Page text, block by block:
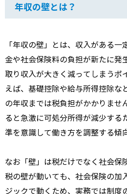
年収の壁とは？
「年収の壁」とは、収入がある
金や社会保険料の負担が新たに発
取り収入が大きく減ってしまうポ
えば、基礎控除や給与所得控除な
の年収までは税負担がかかりませ
ると急激に可処分所得が減少する
準を意識して働き方を調整する傾
なお「壁」は税だけでなく社会保
税の壁が動いても、社会保険の加
ジックで動くため、実務では制度